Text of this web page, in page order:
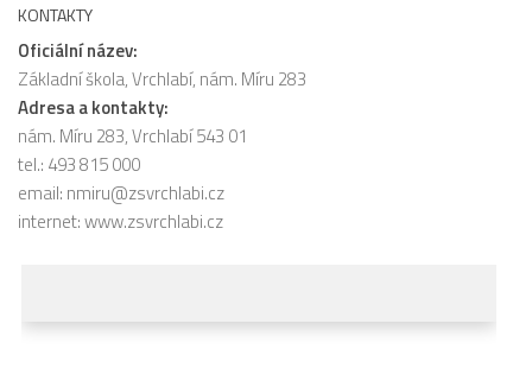
KONTAKTY
Oficiální název:
Základní škola, Vrchlabí, nám. Míru 283
Adresa a kontakty:
nám. Míru 283, Vrchlabí 543 01
tel.: 493 815 000
email: nmiru@zsvrchlabi.cz
internet:www.zsvrchlabi.cz